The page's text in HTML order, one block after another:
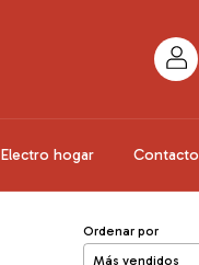
Electro hogar Contacto
Ordenar por